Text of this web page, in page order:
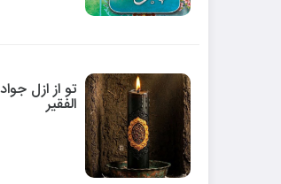
تو از ازل
الفقیر